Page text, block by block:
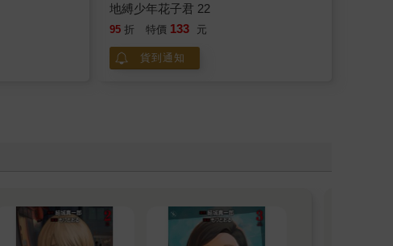
地縛少年花子君 22
95 折 特價 133 元
貨到通知